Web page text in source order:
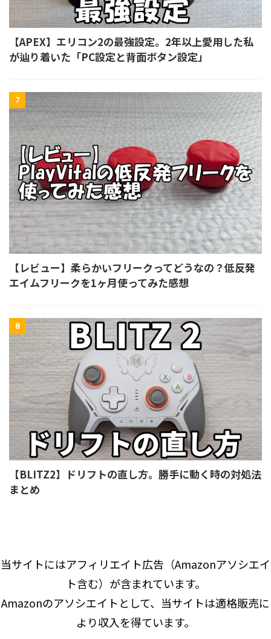
【APEX】エリコン2の最強設定。2年以上愛用した私
が辿り着いた「PC設定と背面ボタン設定」
7
【レビュー】柔らかいフリークってどうなの？低反発
エイムフリークを1ヶ月使ってみた感想
8
【BLITZ2】ドリフトの直し方。勝手に動く時の対処法
まとめ
当サイトにはアフィリエイト広告（Amazonアソシエイ
ト含む）が含まれています。
Amazonのアソシエイトとして、当サイトは適格販売に
より収入を得ています。